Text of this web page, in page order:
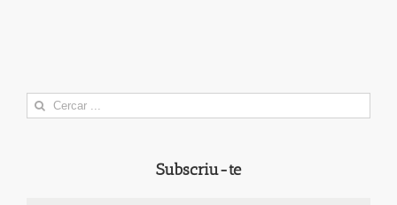
Search
for:
Subscriu-te